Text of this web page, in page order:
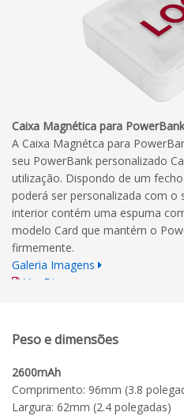
Caixa Magnética para
A Caixa Magnétca para
seu PowerBank personalizado
utilização. Dispondo de um
poderá ser personalizada com o
interior contém uma espuma
modelo Card que mantém o
firmemente.
Galeria Imagens
Ver Diagrama
Peso e dimensões
2600mAh
Comprimento: 96mm (3.8
Largura: 62mm (2.4 polegadas)